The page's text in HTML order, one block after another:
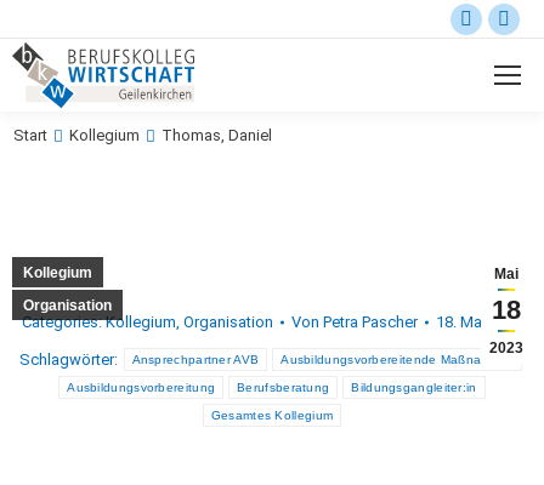
Sie befinden sich hier:
Start Kollegium Thomas, Daniel
Mai
18
2023
Kollegium
Organisation
Categories:Kollegium, Organisation Von Petra Pascher 18. Mai 2023
Schlagwörter: Ansprechpartner AVB Ausbildungsvorbereitende Maßnahmen
Ausbildungsvorbereitung Berufsberatung Bildungsgangleiter:in
Gesamtes Kollegium